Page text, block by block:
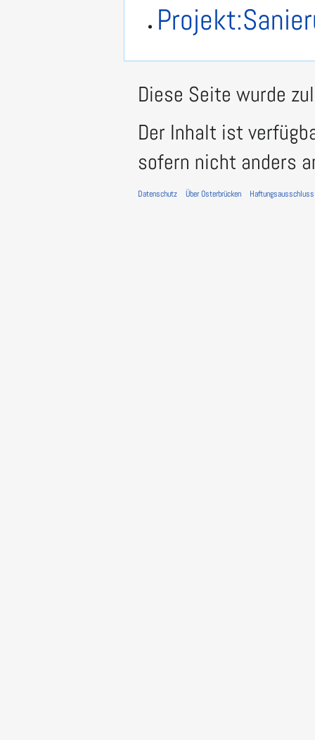
Diese Seite wurde
Der Inhalt ist
sofern nicht anders
Datenschutz Über Osterbrücken Haftungsausschluss